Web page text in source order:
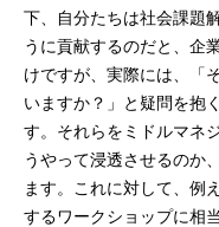
下、自分たちは社会課題
うに貢献するのだと、企
けですが、実際には、「
いますか？」と疑問を抱
す。それらをミドルマネ
うやって浸透させるのか
ます。これに対して、例
するワークショップに相